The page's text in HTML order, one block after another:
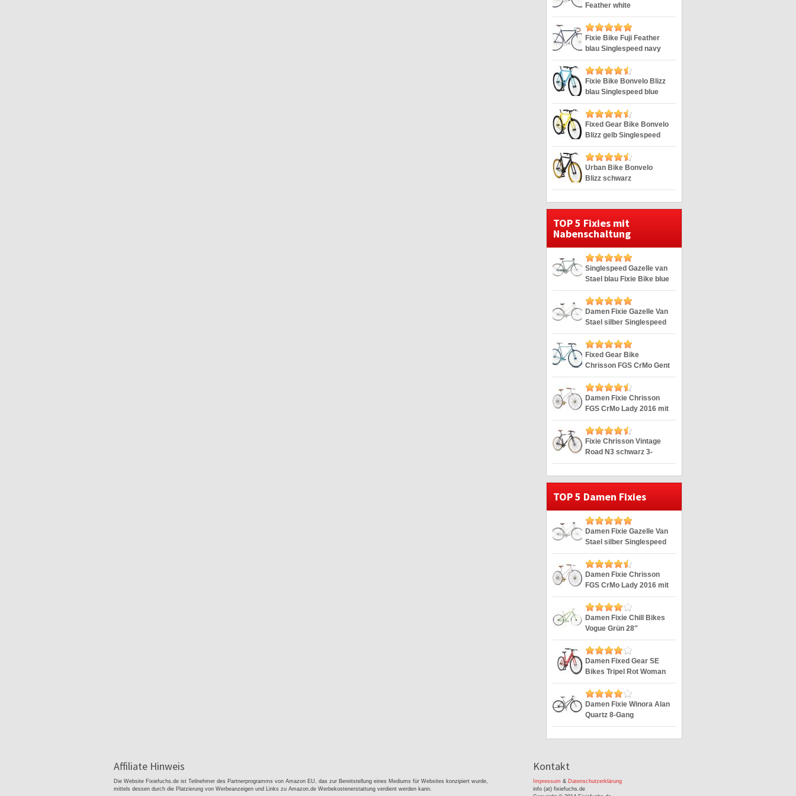
Feather white
Singlespeed weiss 28″
Fixie Bike Fuji Feather
blau Singlespeed navy
28″
Fixie Bike Bonvelo Blizz
blau Singlespeed blue
28″
Fixed Gear Bike Bonvelo
Blizz gelb Singlespeed
yellow 28″
Urban Bike Bonvelo
Blizz schwarz
Singlespeed black 28″
TOP 5 Fixies mit
Nabenschaltung
Singlespeed Gazelle van
Stael blau Fixie Bike blue
28″
Damen Fixie Gazelle Van
Stael silber Singlespeed
Silver 28″
Fixed Gear Bike
Chrisson FGS CrMo Gent
blau Duomatic 28″
Damen Fixie Chrisson
FGS CrMo Lady 2016 mit
2G weiss 28″
Fixie Chrisson Vintage
Road N3 schwarz 3-
Gang 28″
TOP 5 Damen Fixies
Damen Fixie Gazelle Van
Stael silber Singlespeed
Silver 28″
Damen Fixie Chrisson
FGS CrMo Lady 2016 mit
2G weiss 28″
Damen Fixie Chill Bikes
Vogue Grün 28″
Damen Fixed Gear SE
Bikes Tripel Rot Woman
Fixie 28 Zoll
Damen Fixie Winora Alan
Quartz 8-Gang
Singlespeed 28“
Affiliate Hinweis
Die Website Fixiefuchs.de ist Teilnehmer des Partnerprogramms von Amazon EU, das zur Bereitstellung eines Mediums für Websites konzipiert wurde,
mittels dessen durch die Platzierung von Werbeanzeigen und Links zu Amazon.de Werbekostenerstattung verdient werden kann.
Kontakt
Impressum & Datenschutzerklärung
info (at) fixiefuchs.de